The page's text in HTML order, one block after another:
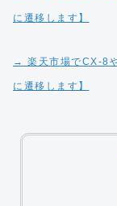
に遷移します】
→ 楽天市場でCX-8
に遷移します】